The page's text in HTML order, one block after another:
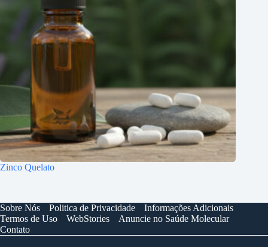
Zinco Quelato
Sobre Nós Politica de Privacidade
Informações Adicionais
Termos de Uso
WebStories
Anuncie no Saúde Molecular
Contato